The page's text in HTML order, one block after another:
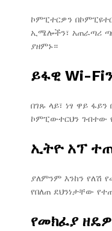
ኮምፒተርዎን
ኢሜሎችን፣ አጠራጣሪ
ያዘምኑ።
ይፋዊ Wi-
በገጹ ላይ፣ ነፃ ዋይ
ኮምፒውተርህን ገብተው
ኢትዮ አፕ
ያለምንም እንከን የለሽ
የበለጠ ደህንነታቸው
የመክፈያ